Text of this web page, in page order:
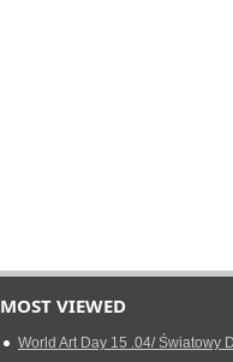
MOST VIEWED
World Art Day 15 .04/ Światowy